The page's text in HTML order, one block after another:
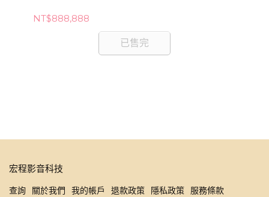
NT$888,888
已售完
宏程影音科技
查詢 關於我們 我的帳戶 退款政策 隱私政策
服務條款